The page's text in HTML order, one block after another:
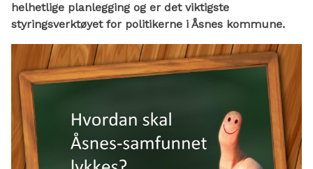
helhetlige planlegging og er det viktigste
styringsverktøyet for politikerne i Åsnes kommune.